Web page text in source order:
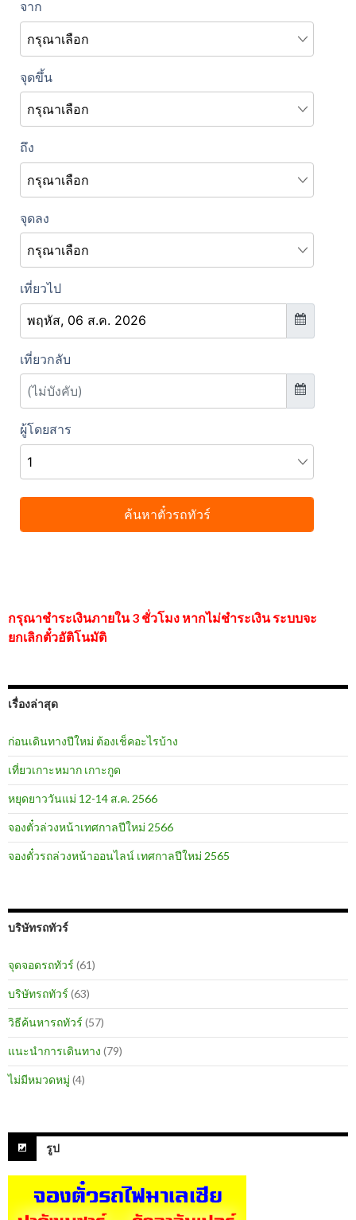
กรุณาชำระเงินภายใน 3 ชั่วโมง หากไม่ชำระเงิน ระบบจะ
ยกเลิกตั๋วอัติโนมัติ
เรื่องล่าสุด
ก่อนเดินทางปีใหม่ ต้องเช็คอะไรบ้าง
เที่ยวเกาะหมาก เกาะกูด
หยุดยาววันแม่ 12-14 ส.ค. 2566
จองตั๋วล่วงหน้าเทศกาลปีใหม่ 2566
จองตั๋วรถล่วงหน้าออนไลน์ เทศกาลปีใหม่ 2565
บริษัทรถทัวร์
จุดจอดรถทัวร์ (61)
บริษัทรถทัวร์ (63)
วิธีค้นหารถทัวร์ (57)
แนะนำการเดินทาง (79)
ไม่มีหมวดหมู่ (4)
รูป